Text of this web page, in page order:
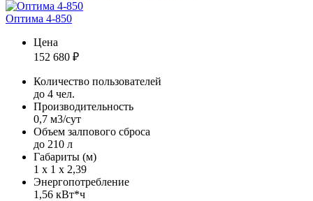
Оптима 4-850
Цена
152 680 ₽
Количество пользователей
до 4 чел.
Производительность
0,7 м3/сут
Объем залпового сброса
до 210 л
Габариты (м)
1 х 1 х 2,39
Энергопотребление
1,56 кВт*ч